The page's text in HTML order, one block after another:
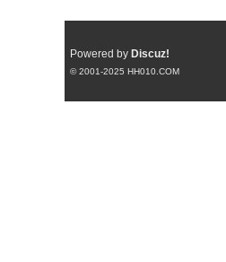
Powered by Discuz!
© 2001-2025 HH010.COM